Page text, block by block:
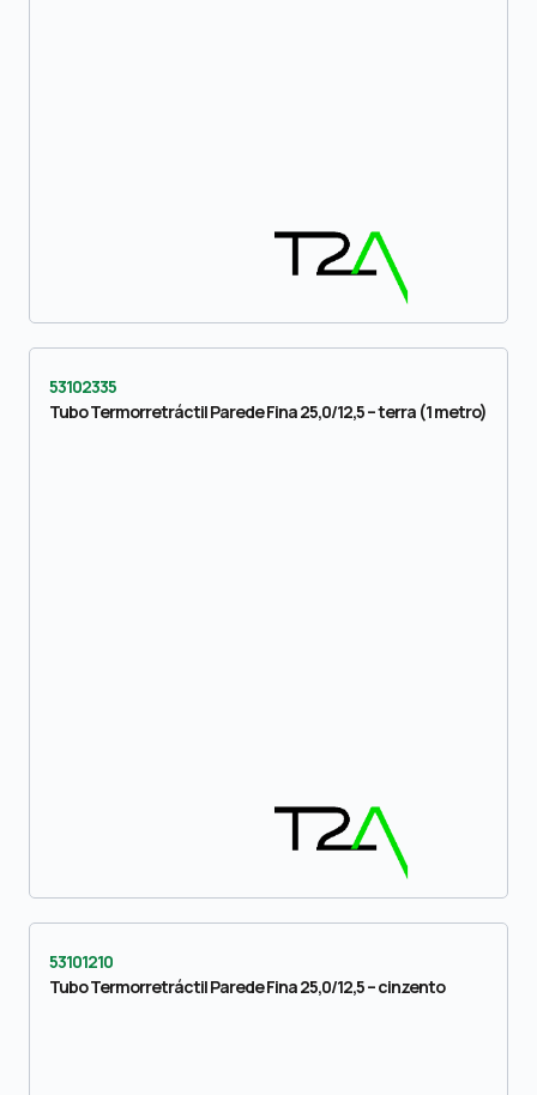
53102335
Tubo Termorretráctil Parede Fina 25,0/12,5 – terra (1 metro)
53101210
Tubo Termorretráctil Parede Fina 25,0/12,5 – cinzento